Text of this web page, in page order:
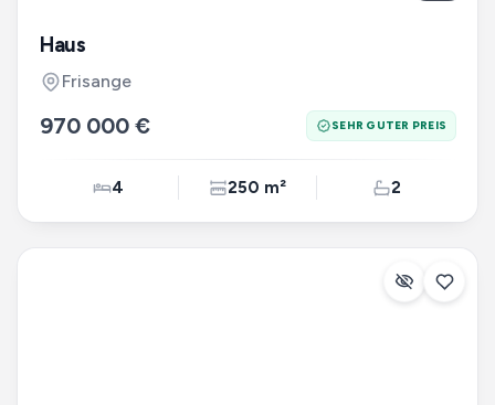
Haus
Frisange
970 000 € SEHR GUTER PREIS
4 250 m² 2